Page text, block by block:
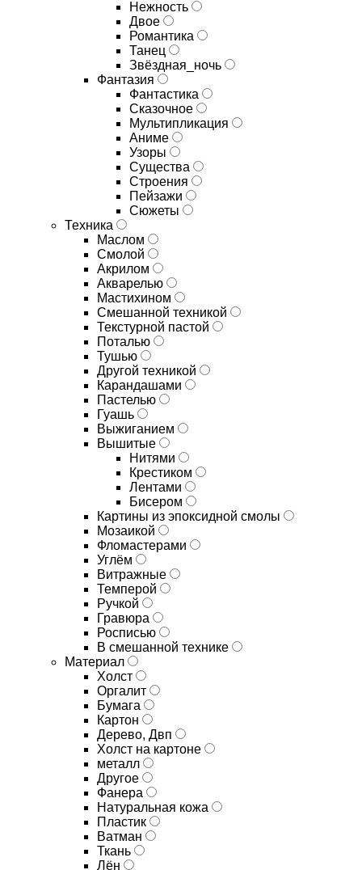
Нежность
Двое
Романтика
Танец
Звёздная_ночь
Фантазия
Фантастика
Сказочное
Мультипликация
Аниме
Узоры
Существа
Строения
Пейзажи
Сюжеты
Техника
Маслом
Смолой
Акрилом
Акварелью
Мастихином
Смешанной техникой
Текстурной пастой
Поталью
Тушью
Другой техникой
Карандашами
Пастелью
Гуашь
Выжиганием
Вышитые
Нитями
Крестиком
Лентами
Бисером
Картины из эпоксидной смолы
Мозаикой
Фломастерами
Углём
Витражные
Темперой
Ручкой
Гравюра
Росписью
В смешанной технике
Материал
Холст
Оргалит
Бумага
Картон
Дерево, Двп
Холст на картоне
металл
Другое
Фанера
Натуральная кожа
Пластик
Ватман
Ткань
Лён